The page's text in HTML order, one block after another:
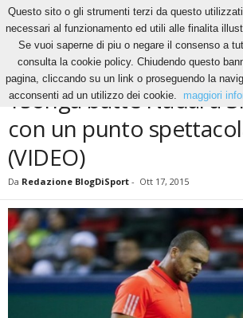
News Tsonga batte Nadal a Shanghai con un
NEWS TENNIS
Tsonga batte Nadal a
con un punto
(VIDEO)
Da Redazione BlogDiSport - Ott 17, 2015
Questo sito o gli strumenti terzi da questo
necessari al funzionamento ed utili alle finalita
Se vuoi saperne di piu o negare il consenso a
consulta la cookie policy. Chiudendo questo
pagina, cliccando su un link o proseguendo la
acconsenti ad un utilizzo dei cookie.
maggiori